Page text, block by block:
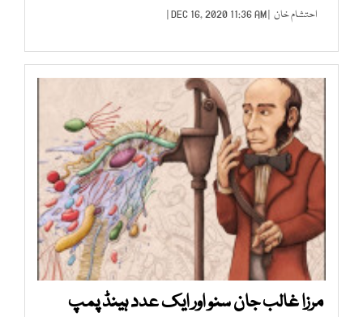
احتشام خان | DEC 16, 2020 11:36 AM |
مرزا غالب جان سنو اور ایک عدد ہینڈ پمپ